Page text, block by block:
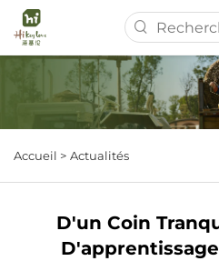
Page d’accueil
Produits
Accueil > Actualités
D'un Coin